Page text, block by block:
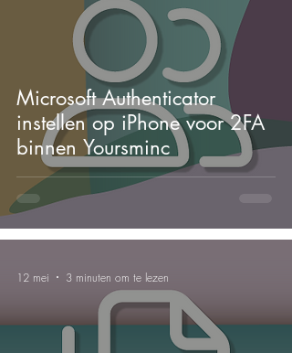
Microsoft Authenticator
instellen op iPhone voor 2FA
binnen Yoursminc
12 mei 3 minuten om te lezen